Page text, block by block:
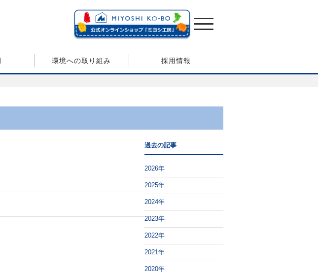
環境への取り組み 採用情報
過去の記事
2026年
2025年
2024年
2023年
2022年
2021年
2020年